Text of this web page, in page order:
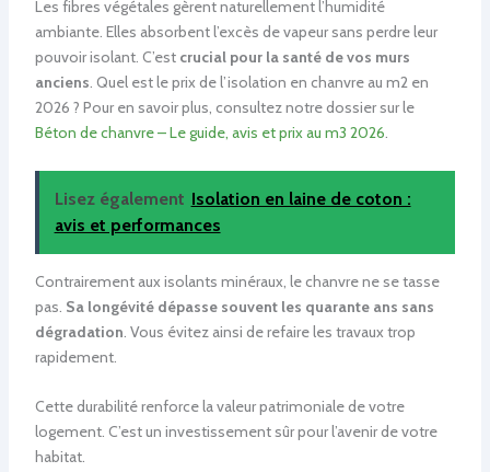
Les fibres végétales gèrent naturellement l’humidité
ambiante. Elles absorbent l’excès de vapeur sans perdre leur
pouvoir isolant. C’est crucial pour la santé de vos murs
anciens. Quel est le prix de l’isolation en chanvre au m2 en
2026 ? Pour en savoir plus, consultez notre dossier sur le
Béton de chanvre – Le guide, avis et prix au m3 2026.
Lisez également Isolation en laine de coton :
avis et performances
Contrairement aux isolants minéraux, le chanvre ne se tasse
pas. Sa longévité dépasse souvent les quarante ans sans
dégradation . Vous évitez ainsi de refaire les travaux trop
rapidement.
Cette durabilité renforce la valeur patrimoniale de votre
logement. C’est un investissement sûr pour l’avenir de votre
habitat.